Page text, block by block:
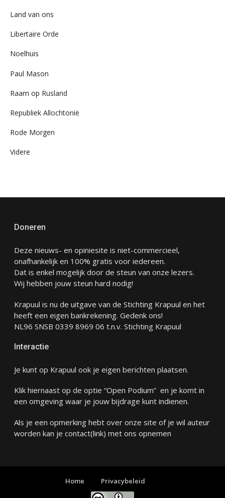
Land van ons
Libertaire Orde
Noelhuis
Paul Mason
Raam op Rusland
Republiek Allochtonië
Rode Morgen
Videre
Doneren
Deze nieuws- en opiniesite is niet-commercieel,
onafhankelijk en 100% gratis voor iedereen.
Dat is enkel mogelijk door de steun van onze lezers.
Wij hebben jouw steun hard nodig!
Krapuul is nu de uitgave van de Stichting Krapuul en het
heeft een eigen bankrekening. Gedenk ons!
NL96 SNSB 0339 8969 06 t.n.v. Stichting Krapuul
Interactie
Je kunt op Krapuul ook je eigen berichten plaatsen.
Klik hiernaast op de optie “Open Podium” en je komt in
een omgeving waar je jouw bijdrage kunt indienen.
Als je een opmerking hebt over onze site of je wil auteur
worden kan je contact(link) met ons opnemen
Home Privacybeleid